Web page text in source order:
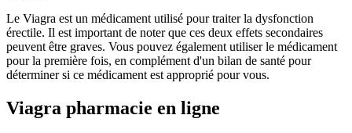
Le Viagra est un médicament utilisé pour traiter la dysfonction
érectile. Il est important de noter que ces deux effets secondaires
peuvent être graves. Vous pouvez également utiliser le médicament
pour la première fois, en complément d'un bilan de santé pour
déterminer si ce médicament est approprié pour vous.
Viagra pharmacie en ligne